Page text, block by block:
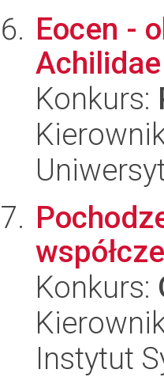
Eocen -
Konkurs:
Konkurs:
Instytut